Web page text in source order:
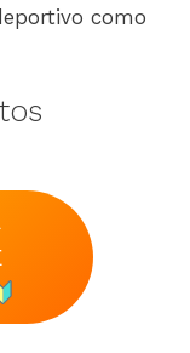
como